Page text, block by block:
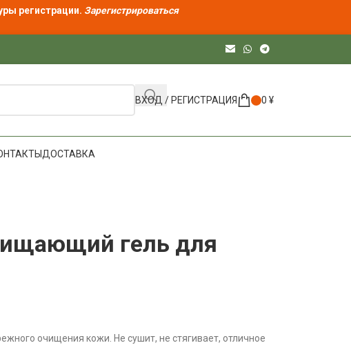
регистрации. Зарегистрироваться
ВХОД / РЕГИСТРАЦИЯ 0 ¥
ДОСТАВКА
гель для
очищения кожи. Не сушит, не стягивает, отличное